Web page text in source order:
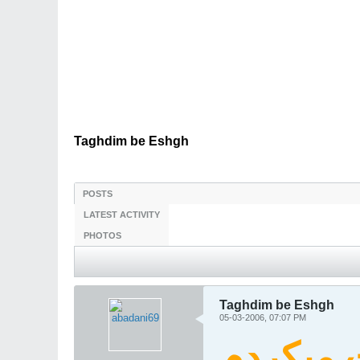
Taghdim be Eshgh
POSTS
LATEST ACTIVITY
PHOTOS
Taghdim be Eshgh
05-03-2006, 07:07 PM